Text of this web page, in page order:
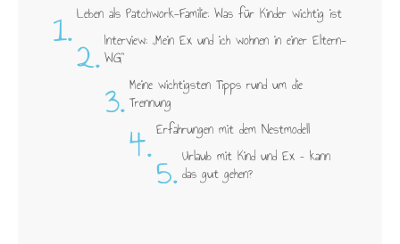
1. Leben als Patchwork-Familie: Was für Kinder wichtig ist
2. Interview: „Mein Ex und ich wohnen in einer Eltern-
WG"
3. Meine wichtigsten Tipps rund um die
Trennung
4. Erfahrungen mit dem Nestmodell
5. Urlaub mit Kind und Ex – kann
das gut gehen?